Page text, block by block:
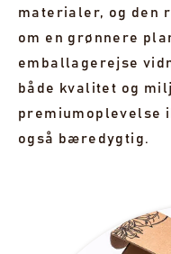
materialer, og den
om en grønnere
emballagerejse
både kvalitet og
premiumoplevelse
også bæredygtig.